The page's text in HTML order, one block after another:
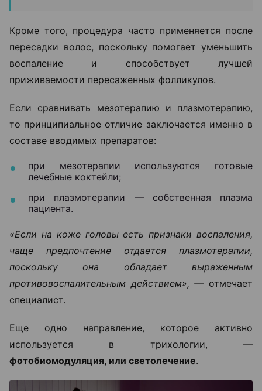
Кроме того, процедура часто применяется после
пересадки волос, поскольку помогает уменьшить
воспаление и способствует лучшей
приживаемости пересаженных фолликулов.
Если сравнивать мезотерапию и плазмотерапию,
то принципиальное отличие заключается именно в
составе вводимых препаратов:
при мезотерапии используются готовые
лечебные коктейли;
при плазмотерапии — собственная плазма
пациента.
«Если на коже головы есть признаки воспаления,
чаще предпочтение отдается плазмотерапии,
поскольку она обладает выраженным
противовоспалительным действием», — отмечает
специалист.
Еще одно направление, которое активно
используется в трихологии, —
фотобиомодуляция, или светолечение.